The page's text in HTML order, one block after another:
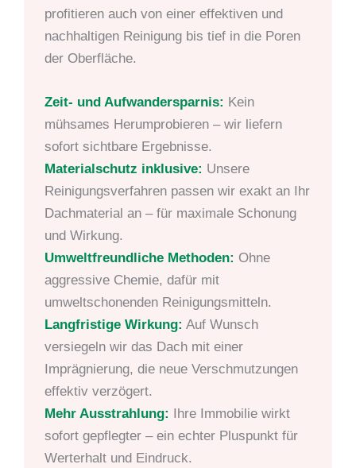
profitieren auch von einer effektiven und
nachhaltigen Reinigung bis tief in die Poren
der Oberfläche.
Zeit- und Aufwandersparnis: Kein
mühsames Herumprobieren – wir liefern
sofort sichtbare Ergebnisse.
Materialschutz inklusive: Unsere
Reinigungsverfahren passen wir exakt an Ihr
Dachmaterial an – für maximale Schonung
und Wirkung.
Umweltfreundliche Methoden: Ohne
aggressive Chemie, dafür mit
umweltschonenden Reinigungsmitteln.
Langfristige Wirkung: Auf Wunsch
versiegeln wir das Dach mit einer
Imprägnierung, die neue Verschmutzungen
effektiv verzögert.
Mehr Ausstrahlung: Ihre Immobilie wirkt
sofort gepflegter – ein echter Pluspunkt für
Werterhalt und Eindruck.